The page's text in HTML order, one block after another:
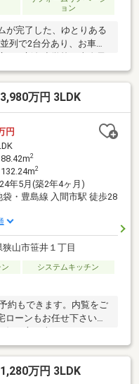
ョン
が完了した、ゆとりある
列で2台分あり、お車通
万円 3LDK
円
2
2
年5月(築2年4ヶ月)
袋・豊島線 入間市駅 徒歩28
狭山市笹井１丁目
システムキッチン
約もできます。内覧をご
ーンもお任せ下さい。
短い方、車やカードロー
万円 3LDK